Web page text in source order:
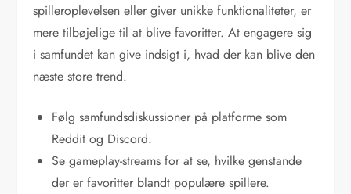
spilleroplevelsen eller giver unikke funktionaliteter, er
mere tilbøjelige til at blive favoritter. At engagere sig
i samfundet kan give indsigt i, hvad der kan blive den
næste store trend.
Følg samfundsdiskussioner på platforme som
Reddit og Discord.
Se gameplay-streams for at se, hvilke genstande
der er favoritter blandt populære spillere.